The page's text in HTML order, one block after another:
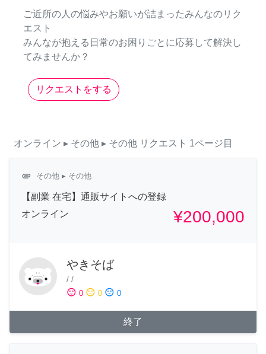
ご近所の人の悩みやお願いが詰まったみんなのリク
エスト
みんなが抱える日常のお困りごとに応募して解決し
てみませんか？
リクエストをする
オンライン ▸ その他 ▸ その他 リクエスト 1ページ目
attachment その他 ▸ その他
【副業 在宅】通販サイトへの登録
オンライン
¥200,000
やきそば
/ /
sentiment_satisfied 0 sentiment_neutral 0 sentiment_dissatisfied 0
終了